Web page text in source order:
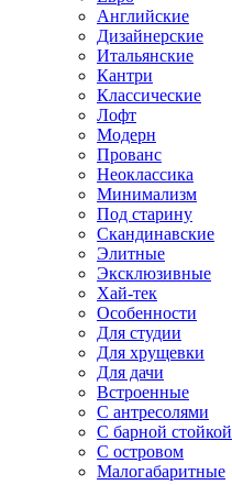
Английские
Дизайнерские
Итальянские
Кантри
Классические
Лофт
Модерн
Прованс
Неоклассика
Минимализм
Под старину
Скандинавские
Элитные
Эксклюзивные
Хай-тек
Особенности
Для студии
Для хрущевки
Для дачи
Встроенные
С антресолями
С барной стойкой
С островом
Малогабаритные